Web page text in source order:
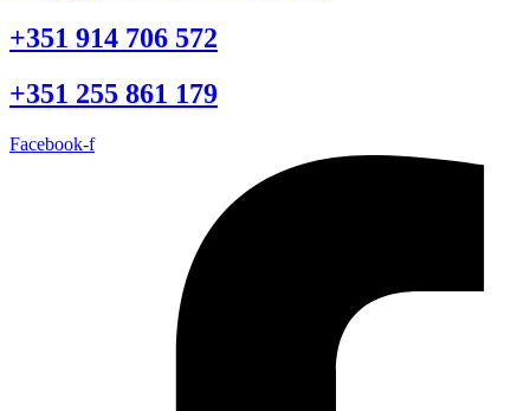
+351 914 706 572
+351 255 861 179
Facebook-f